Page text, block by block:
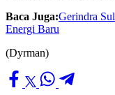
Baca Juga:Gerindra
Energi Baru
(Dyrman)